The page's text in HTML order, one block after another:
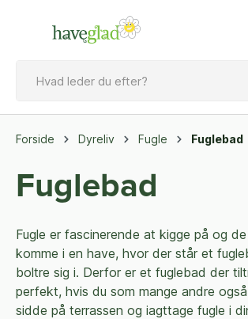
Forside Dyreliv Fugle Fuglebad
Fuglebad
Fugle er fascinerende at kigge på og
komme i en have, hvor der står et
boltre sig i. Derfor er et fuglebad der
perfekt, hvis du som mange andre
sidde på terrassen og iagttage fugle i